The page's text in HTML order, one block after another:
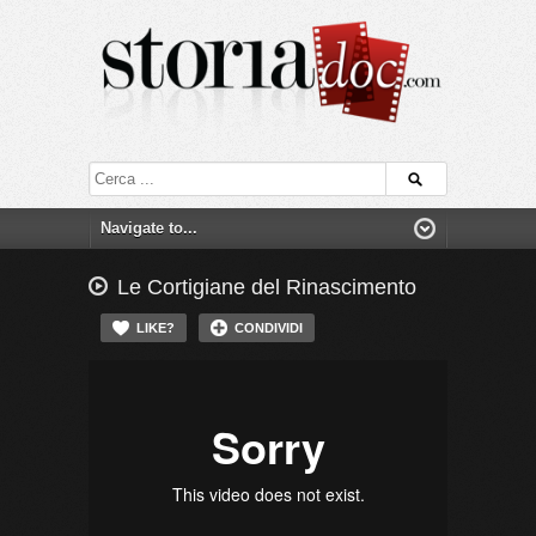
Le Cortigiane del Rinascimento
LIKE? CONDIVIDI